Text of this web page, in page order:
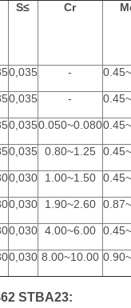
S≤ Cr
0,035 -
0,035 -
0,0350.050~0.080
0,035 0.80~1.25
0,030 1.00~1.50
0,030 1.90~2.60
0,030 4.00~6.00
0,030 8.00~10.00
STBA23: